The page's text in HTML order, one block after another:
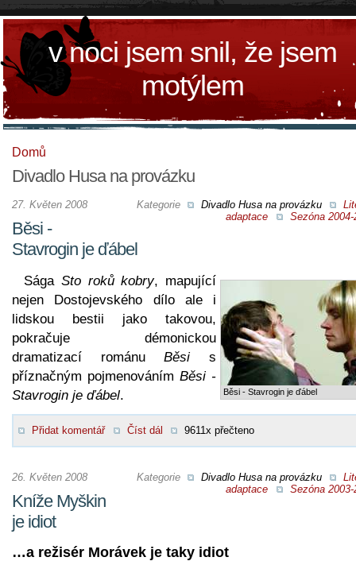
v noci jsem snil, že jsem
motýlem
Domů
Divadlo Husa na provázku
Kategorie Divadlo Husa na provázku
adaptace
Sezóna 2004-
27. Květen 2008
Běsi -
Stavrogin je ďábel
Běsi - Stavrogin je ďábel
Sága Sto roků kobry, mapující
nejen Dostojevského dílo ale i
lidskou bestii jako takovou,
pokračuje démonickou
dramatizací románuBěsi s
příznačným pojmenováním Běsi -
Stavrogin je ďábel.
Přidat komentář Číst dál 9611x přečteno
Kategorie Divadlo Husa na provázku
adaptace
Sezóna 2003-
26. Květen 2008
Kníže Myškin
je idiot
…a režisér Morávek je taky idiot